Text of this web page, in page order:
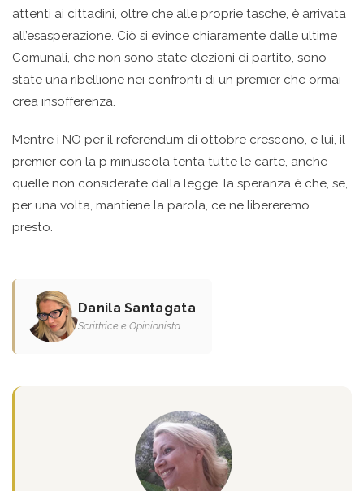
attenti ai cittadini, oltre che alle proprie tasche, è arrivata
all’esasperazione. Ciò si evince chiaramente dalle ultime
Comunali, che non sono state elezioni di partito, sono
state una ribellione nei confronti di un premier che ormai
crea insofferenza.
Mentre i NO per il referendum di ottobre crescono, e lui, il
premier con la p minuscola tenta tutte le carte, anche
quelle non considerate dalla legge, la speranza è che, se,
per una volta, mantiene la parola, ce ne libereremo
presto.
Danila Santagata
Scrittrice e Opinionista